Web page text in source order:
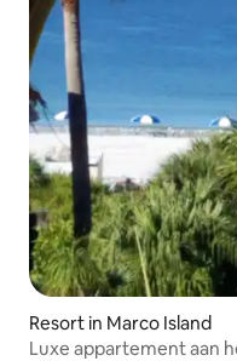
Resort in Marco Island
Luxe appartement aan